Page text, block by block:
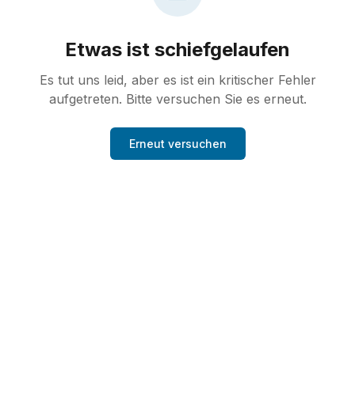
Etwas ist schiefgelaufen
Es tut uns leid, aber es ist ein kritischer Fehler
aufgetreten. Bitte versuchen Sie es erneut.
Erneut versuchen